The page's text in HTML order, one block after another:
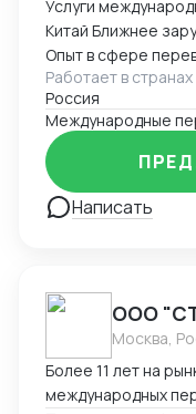
под каждый
Услуги
Китай Ближнее
Опыт в сфере
доставку
направлениях
Работает в странах
Россия
Международные
Написать
ООО
Москва,
Более 11 лет на
международных